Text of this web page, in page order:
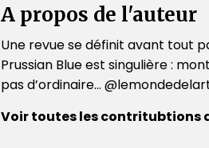
A propos de l'auteur
Une revue se définit avant tout
Prussian Blue est singulière :
pas d’ordinaire...
Voir toutes les contritubtions